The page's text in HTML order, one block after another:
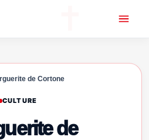
de Cortone
CULTURE
de